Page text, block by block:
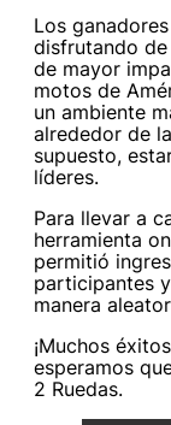
Los
disfrutando de
de mayor
motos de
un ambiente
alrededor de
supuesto,
líderes.
Para llevar a
herramienta
permitió
participantes
manera
¡Muchos
esperamos
2 Ruedas.